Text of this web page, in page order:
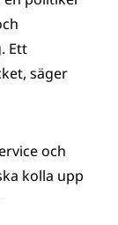
Ett
säger
och
kolla upp